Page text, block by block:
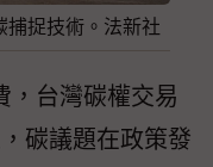
捕捉技術。法新社
，台灣碳權交易
碳議題在政策發